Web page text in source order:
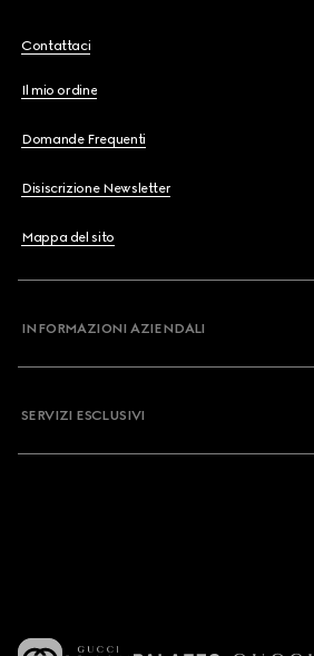
Contattaci
Il mio ordine
Domande Frequenti
Disiscrizione Newsletter
Mappa del sito
INFORMAZIONI AZIENDALI
SERVIZI ESCLUSIVI